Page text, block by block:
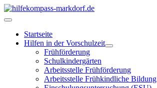
Startseite
Hilfen in der Vorschulzeit
Frühförderung
Schulkindergärten
Arbeitsstelle Frühförderung
Arbeitsstelle Frühkindliche Bildung